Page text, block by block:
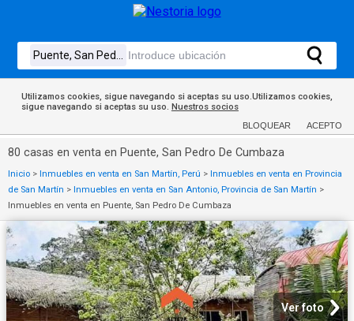
Utilizamos cookies, sigue navegando si aceptas su uso.Utilizamos cookies,
sigue navegando si aceptas su uso. Nuestros socios
BLOQUEAR ACEPTO
80 casas en venta en Puente, San Pedro De Cumbaza
Inicio > Inmuebles en venta en San Martín, Perú > Inmuebles en venta en Provincia
de San Martín > Inmuebles en venta en San Antonio, Provincia de San Martín >
Inmuebles en venta en Puente, San Pedro De Cumbaza
Ver foto